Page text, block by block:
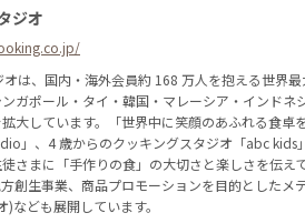
ジオ
オは、国内・海外会員約 168 万人を抱える世界
ガポール・タイ・韓国・マレーシア・インド
大しています。「世界中に笑顔のあふれる食
」、4 歳からのクッキングスタジオ「abc
さまに「手作りの食」の大切さと楽しさを伝え
創生事業、商品プロモーションを目的としたメ
なども展開しています。